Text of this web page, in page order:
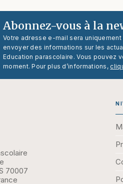
Abonnez-vous à la
Votre adresse e-mail sera
envoyer des informations sur les
Education parascolaire. Vous pouvez
moment. Pour plus d’informations,
70007